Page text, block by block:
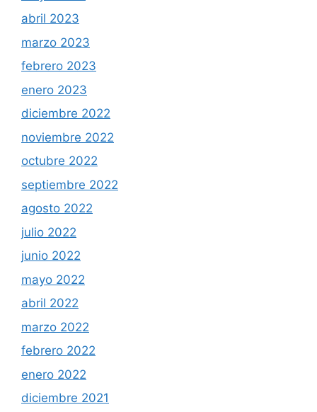
abril 2023
marzo 2023
febrero 2023
enero 2023
diciembre 2022
noviembre 2022
octubre 2022
septiembre 2022
agosto 2022
julio 2022
junio 2022
mayo 2022
abril 2022
marzo 2022
febrero 2022
enero 2022
diciembre 2021